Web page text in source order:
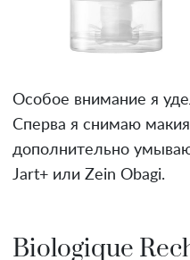
Особое внимание я
Сперва я снимаю
дополнительно
Jart+ или Zein Obagi.
Biologique